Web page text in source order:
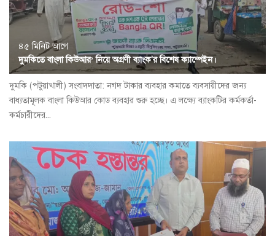
৪৫ মিনিট আগে
দুমকিতে বাংলা কিউআর’ নিয়ে অগ্রণী ব্যাংক'র বিশেষ ক্যাম্পেইন।
দুমকি (পটুয়াখালী) সংবাদদাতা: নগদ টাকার ব্যবহার কমাতে ব্যবসায়ীদের জন‍্য
বাধ্যতামূলক বাংলা কিউআর কোড ব্যবহার শুরু হচ্ছে। এ লক্ষ্যে ব্যাংকটির কর্মকর্তা-
কর্মচারীদের...